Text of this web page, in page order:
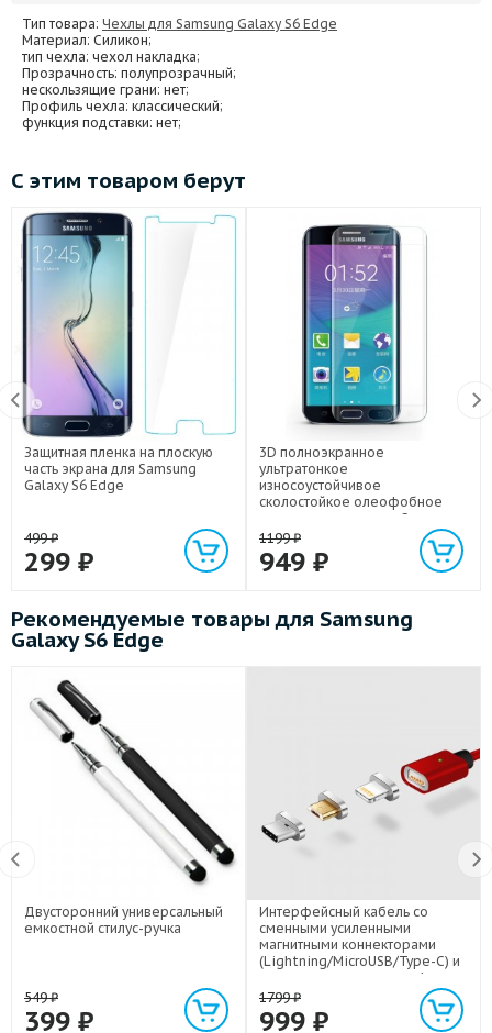
Тип товара: Чехлы для Samsung Galaxy S6 Edge
Материал: Силикон;
тип чехла: чехол накладка;
Прозрачность: полупрозрачный;
нескользящие грани: нет;
Профиль чехла: классический;
функция подставки: нет;
С этим товаром берут
Защитная пленка на плоскую
часть экрана для Samsung
Galaxy S6 Edge
499₽
299 ₽
3D полноэкранное
ультратонкое
износоустойчивое
сколостойкое олеофобное
защитное стекло для Samsung
Galaxy S6 Edge
1199₽
949 ₽
Рекомендуемые товары для Samsung
Galaxy S6 Edge
Двусторонний универсальный
емкостной стилус-ручка
549₽
399 ₽
Интерфейсный кабель со
сменными усиленными
магнитными коннекторами
(Lightning/MicroUSB/Type-C) и
световым индикатором 1м
1799₽
999 ₽